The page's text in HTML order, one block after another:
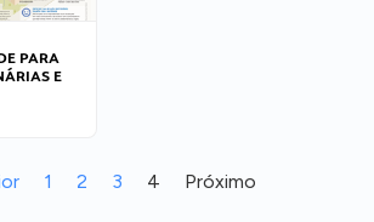
PARA
E
1 2 3 4 Próximo